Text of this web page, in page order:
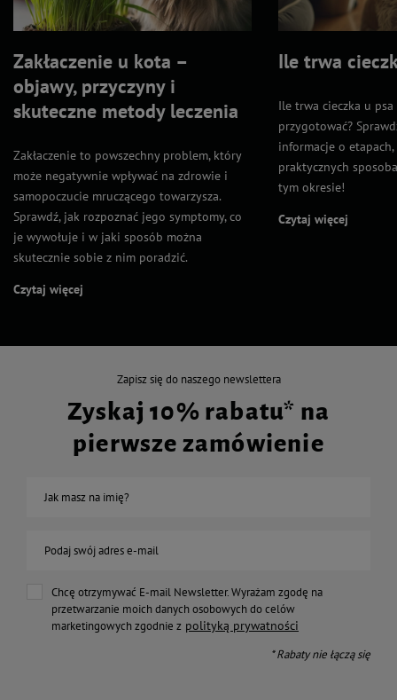
Zakłaczenie u kota –
objawy, przyczyny i
skuteczne metody leczenia
Zakłaczenie to powszechny problem, który
może negatywnie wpływać na zdrowie i
samopoczucie mruczącego towarzysza.
Sprawdź, jak rozpoznać jego symptomy, co
je wywołuje i w jaki sposób można
skutecznie sobie z nim poradzić.
Czytaj więcej
Ile trwa
Ile trwa cieczka u
przygotować?
informacje o
praktycznych
tym okresie!
Czytaj więcej
Zapisz się do naszego newslettera
Zyskaj 10% rabatu* na
pierwsze zamówienie
Jak masz na imię?
Podaj swój adres e-mail
Chcę otrzymywać E-mail Newsletter. Wyrażam zgodę na
przetwarzanie moich danych osobowych do celów
marketingowych zgodnie z polityką prywatności
* Rabaty nie łączą się